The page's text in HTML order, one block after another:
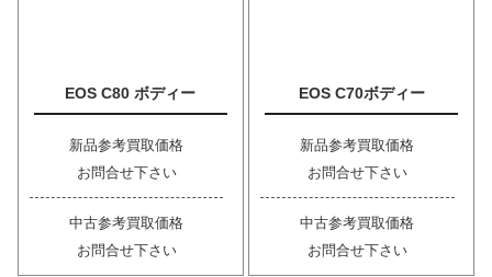
EOS C80 ボディー
新品参考買取価格
お問合せ下さい
中古参考買取価格
お問合せ下さい
EOS C70ボディー
新品参考買取価格
お問合せ下さい
中古参考買取価格
お問合せ下さい